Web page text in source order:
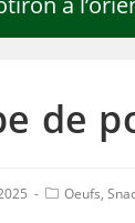
de
Oeufs,